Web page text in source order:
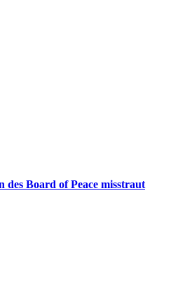
Board of Peace misstraut